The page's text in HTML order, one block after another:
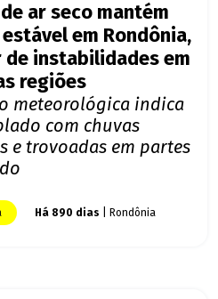
ar seco mantém
em Rondônia,
de instabilidades em
regiões
meteorológica indica
com chuvas
e trovoadas em partes
Há 890 dias | Rondônia